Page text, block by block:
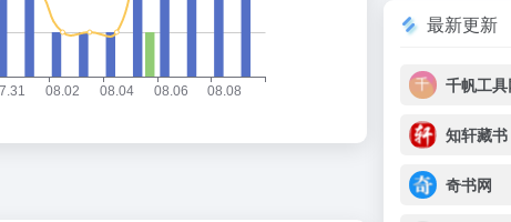
最新更新
千帆工具
知轩藏书
奇书网